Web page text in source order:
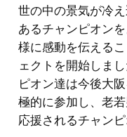
世の中の景気が冷
あるチャンピオン
様に感動を伝える
ェクトを開始しま
ピオン達は今後大
極的に参加し、老
応援されるチャン